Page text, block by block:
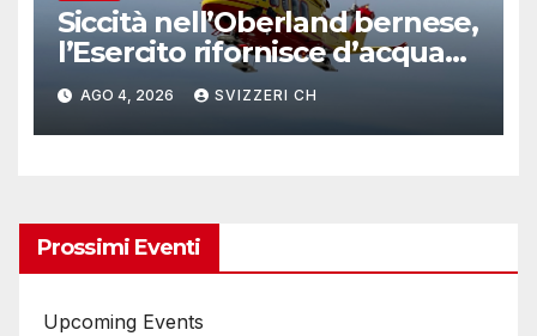
Siccità nell’Oberland bernese,
l’Esercito rifornisce d’acqua
due alpeggi
AGO 4, 2026 SVIZZERI CH
Prossimi Eventi
Upcoming Events